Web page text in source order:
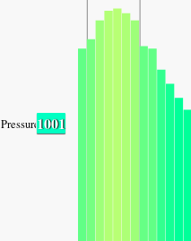
Pressure1001